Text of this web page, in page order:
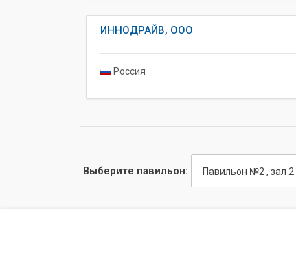
ИННОДРАЙВ, ООО
Россия
Выберите павильон: Павильон №2 , зал 2